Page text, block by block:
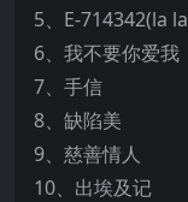
5、E-714342(la
6、我不要你爱我
7、手信
8、缺陷美
9、慈善情人
10、出埃及记